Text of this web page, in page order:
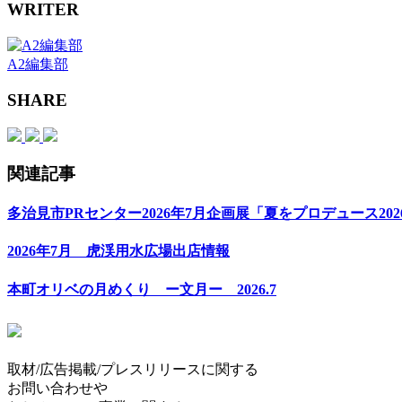
WRITER
A2編集部
SHARE
関連記事
多治見市PRセンター2026年7月企画展「夏をプロデュース
2026年7月 虎渓用水広場出店情報
本町オリベの月めくり ー文月ー 2026.7
取材/広告掲載/プレスリリースに関する
お問い合わせや